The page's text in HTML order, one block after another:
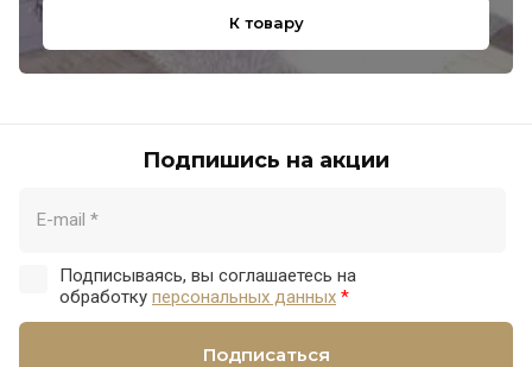
К товару
Подпишись на акции
Подписываясь, вы соглашаетесь на
обработку персональных данных *
Подписаться